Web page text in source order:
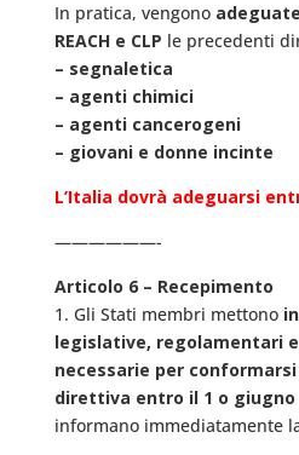
In pratica, vengono
REACH e CLP le precedenti
– segnaletica
– agenti chimici
– agenti cancerogeni
– giovani e donne incinte
L’Italia dovrà adeguarsi
——————-
Articolo 6 – Recepimento
1. Gli Stati membri mettono
legislative, regolamentari
necessarie per
direttiva entro il 1 o giugno
informano immediatamente